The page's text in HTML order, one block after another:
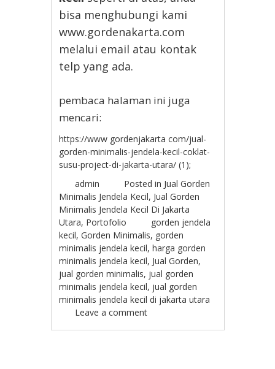
bisa menghubungi kami
www.gordenakarta.com
melalui email atau kontak
telp yang ada.
pembaca halaman ini juga
mencari:
https://www gordenjakarta com/jual-
gorden-minimalis-jendela-kecil-coklat-
susu-project-di-jakarta-utara/ (1);
admin
Posted in Jual Gorden
Minimalis Jendela Kecil, Jual Gorden
Minimalis Jendela Kecil Di Jakarta
Utara, Portofolio
gorden jendela
kecil,Gorden Minimalis, gorden
minimalis jendela kecil,harga gorden
minimalis jendela kecil, Jual Gorden,
jual gorden minimalis, jual gorden
minimalis jendela kecil, jual gorden
minimalis jendela kecil di jakarta utara
Leave a comment